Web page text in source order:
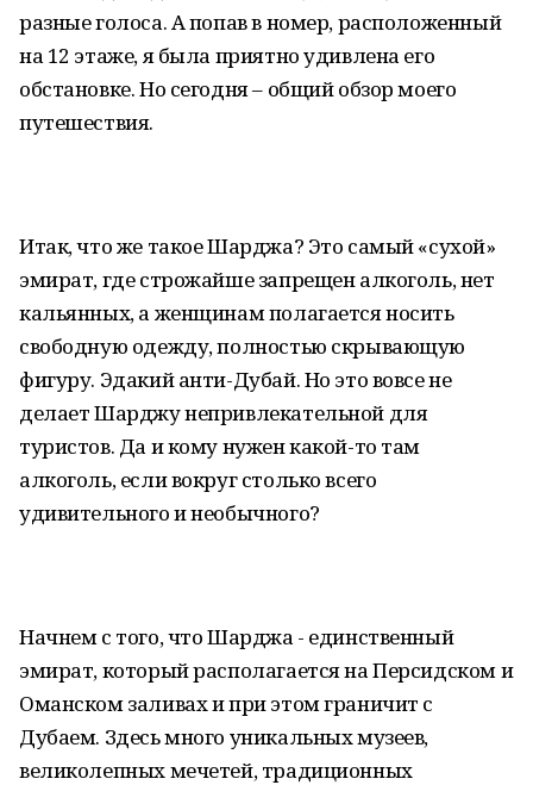
разные голоса. А попав в номер, расположенный
на 12 этаже, я была приятно удивлена его
обстановке. Но сегодня – общий обзор моего
путешествия.
Итак, что же такое Шарджа? Это самый «сухой»
эмират, где строжайше запрещен алкоголь, нет
кальянных, а женщинам полагается носить
свободную одежду, полностью скрывающую
фигуру. Эдакий анти-Дубай. Но это вовсе не
делает Шарджу непривлекательной для
туристов. Да и кому нужен какой-то там
алкоголь, если вокруг столько всего
удивительного и необычного?
Начнем с того, что Шарджа - единственный
эмират, который располагается на Персидском и
Оманском заливах и при этом граничит с
Дубаем. Здесь много уникальных музеев,
великолепных мечетей, традиционных